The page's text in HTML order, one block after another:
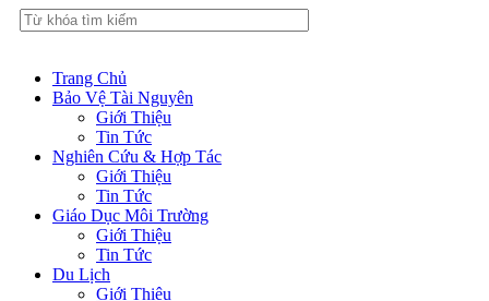
Trang Chủ
Bảo Vệ Tài Nguyên
Giới Thiệu
Tin Tức
Nghiên Cứu & Hợp Tác
Giới Thiệu
Tin Tức
Giáo Dục Môi Trường
Giới Thiệu
Tin Tức
Du Lịch
Giới Thiệu